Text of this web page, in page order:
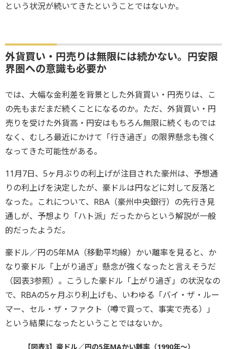
という状況が続いてきたということではないか。
外貨買い・円売りは無限には続かない。円安限
界圏への意識も必要か
では、大幅な金利差を背景とした外貨買い・円売りは、こ
の先もまだまだ続くことになるのか。ただ、外貨買い・円
売りを受けた外貨高・円安はもちろん無限に続くものでは
なく、むしろ最近にかけて「行き過ぎ」の限界懸念も強く
なってきた可能性がある。
11月7日、5ヶ月ぶりの利上げが注目された豪州は、予想通
りの利上げを決定したが、豪ドルは円などに対して反落と
なった。これについて、RBA（豪州中央銀行）の先行き見
通しが、予想より「ハト派」だったからという解説が一般
的だったようだ。
豪ドル／円の5年MA（移動平均線）かい離率を見ると、か
なり豪ドル「上がり過ぎ」懸念が強くなったと言えそうだ
（図表3参照）。こうした豪ドル「上がり過ぎ」の状況なの
で、RBAの5ヶ月ぶり利上げも、いわゆる「バイ・ザ・ルー
マー、セル・ザ・ファクト（噂で買って、事実で売る）」
という結果になったということではないか。
【図表3】豪ドル／円の5年MAかい離率（1990年～）